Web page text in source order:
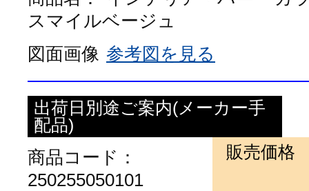
スマイルベージュ
図面画像 参考図を見る
出荷日別途ご案内(メーカー手
配品)
商品コード：
250255050101
販売価格